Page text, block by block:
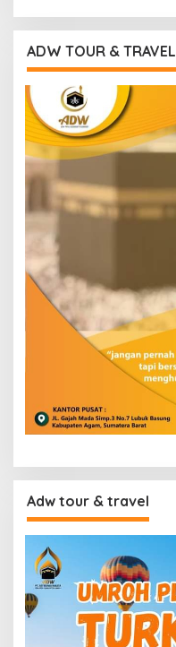
ADW TOUR & TRAVEL
Adw tour & travel